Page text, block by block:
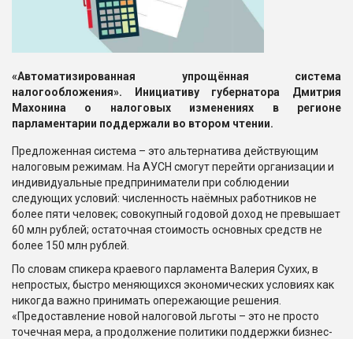
«Автоматизированная упрощённая система
налогообложения». Инициативу губернатора Дмитрия
Махонина о налоговых изменениях в регионе
парламентарии поддержали во втором чтении.
Предложенная система – это альтернатива действующим
налоговым режимам. На АУСН смогут перейти организации и
индивидуальные предприниматели при соблюдении
следующих условий: численность наёмных работников не
более пяти человек; совокупный годовой доход не превышает
60 млн рублей; остаточная стоимость основных средств не
более 150 млн рублей.
По словам спикера краевого парламента Валерия Сухих, в
непростых, быстро меняющихся экономических условиях как
никогда важно принимать опережающие решения.
«Предоставление новой налоговой льготы – это не просто
точечная мера, а продолжение политики поддержки бизнес-